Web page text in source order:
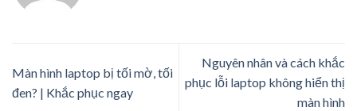
Màn hình laptop bị tối mờ, tối
đen? | Khắc phục ngay
Nguyên nhân và cách khắc
phục lỗi laptop không hiển thị
màn hình